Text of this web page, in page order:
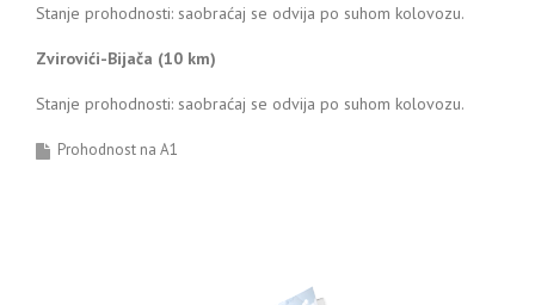
Stanje prohodnosti: saobraćaj se odvija po suhom kolovozu.
Zvirovići-Bijača (10 km)
Stanje prohodnosti: saobraćaj se odvija po suhom kolovozu.
Prohodnost na A1